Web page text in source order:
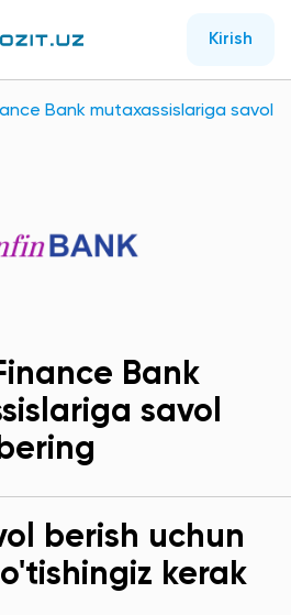
Kirish
Bank mutaxassislariga savol
Bank
savol
bering
berish uchun
kerak